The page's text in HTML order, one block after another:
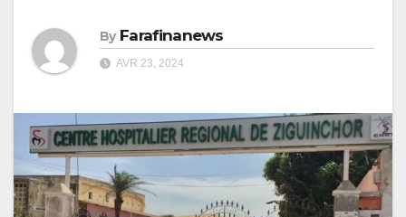
By Farafinanews
AVR 23, 2024